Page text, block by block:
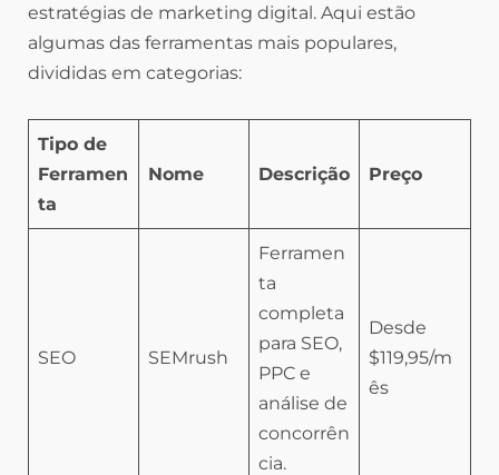
estratégias de marketing digital. Aqui estão
algumas das ferramentas mais populares,
divididas em categorias:
Tipo de
Ferramen
ta
Nome Descrição Preço
SEO SEMrush
Ferramen
ta
completa
para SEO,
PPC e
análise de
concorrên
cia.
Desde
$119,95/m
ês